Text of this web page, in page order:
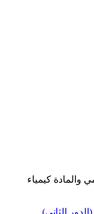
كيمياء